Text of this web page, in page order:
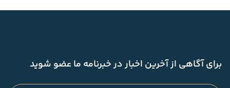
برای آگاهی از آخرین اخبار در خبرنامه ما عضو شوید